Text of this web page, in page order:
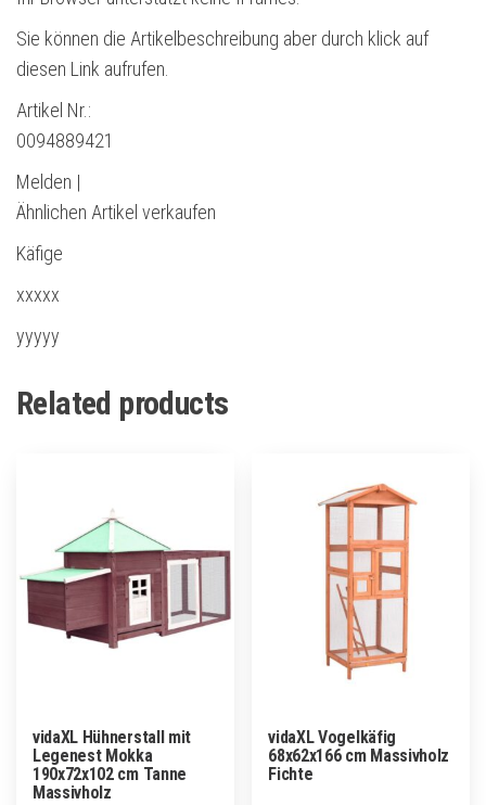
Sie können die Artikelbeschreibung aber durch klick auf
diesen Link aufrufen.
Artikel Nr.:
0094889421
Melden |
Ähnlichen Artikel verkaufen
Käfige
xxxxx
yyyyy
Related products
vidaXL Hühnerstall mit
Legenest Mokka
190x72x102 cm Tanne
Massivholz
vidaXL Vogelkäfig
68x62x166 cm Massivholz
Fichte